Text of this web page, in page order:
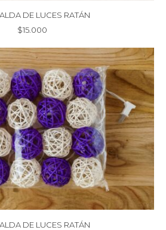
DE LUCES RATÁN
$15.000
DE LUCES RATÁN